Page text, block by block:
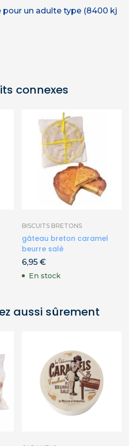
un adulte type (8400 kj
connexes
BISCUITS BRETONS
gâteau breton caramel
beurre salé
6,95 €
En stock
aussi sûrement